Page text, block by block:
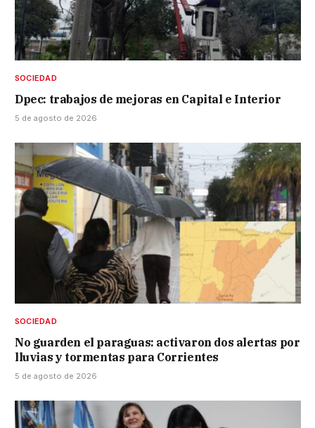
SOCIEDAD
Dpec: trabajos de mejoras en Capital e Interior
5 de agosto de 2026
SOCIEDAD
No guarden el paraguas: activaron dos alertas por
lluvias y tormentas para Corrientes
5 de agosto de 2026